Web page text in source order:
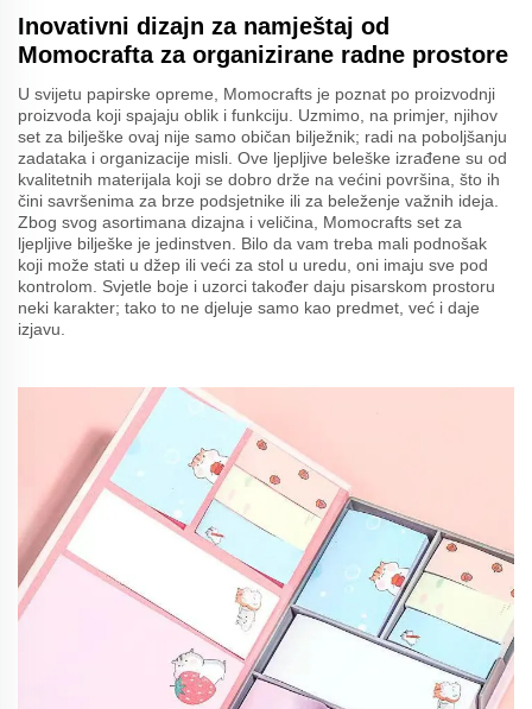
Inovativni dizajn za namještaj od
Momocrafta za organizirane radne prostore
U svijetu papirske opreme, Momocrafts je poznat po proizvodnji
proizvoda koji spajaju oblik i funkciju. Uzmimo, na primjer, njihov
set za bilješke ovaj nije samo običan bilježnik; radi na poboljšanju
zadataka i organizacije misli. Ove ljepljive beleške izrađene su od
kvalitetnih materijala koji se dobro drže na većini površina, što ih
čini savršenima za brze podsjetnike ili za beleženje važnih ideja.
Zbog svog asortimana dizajna i veličina, Momocrafts set za
ljepljive bilješke je jedinstven. Bilo da vam treba mali podnošak
koji može stati u džep ili veći za stol u uredu, oni imaju sve pod
kontrolom. Svjetle boje i uzorci također daju pisarskom prostoru
neki karakter; tako to ne djeluje samo kao predmet, već i daje
izjavu.